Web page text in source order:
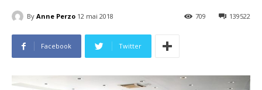
By Anne Perzo 12 mai 2018 139522
709
Facebook Twitter